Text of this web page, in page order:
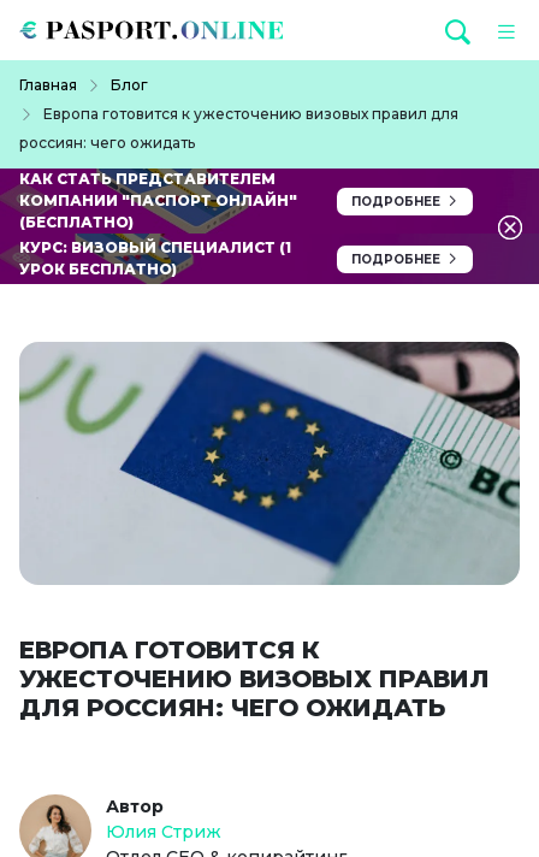
Главная
Блог
Европа готовится к ужесточению визовых правил для
россиян: чего ожидать
КАК СТАТЬ ПРЕДСТАВИТЕЛЕМ
КОМПАНИИ "ПАСПОРТ ОНЛАЙН"
(БЕСПЛАТНО)
ПОДРОБНЕЕ
КУРС: ВИЗОВЫЙ СПЕЦИАЛИСТ (1
УРОК БЕСПЛАТНО)
ПОДРОБНЕЕ
ЕВРОПА ГОТОВИТСЯ К
УЖЕСТОЧЕНИЮ ВИЗОВЫХ ПРАВИЛ
ДЛЯ РОССИЯН: ЧЕГО ОЖИДАТЬ
Автор
Юлия Стриж